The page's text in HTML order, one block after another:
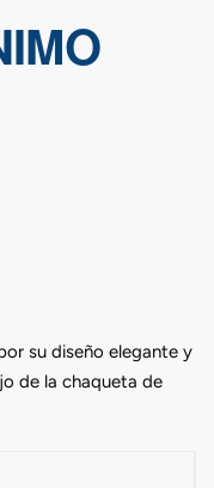
su diseño elegante y
de la chaqueta de